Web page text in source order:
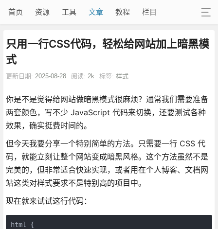
首页 资源 工具 文章 教程 栏目
只用一行CSS代码，轻松给网站加上暗黑模
式
更新日期: 2025-08-28 阅读: 2k 标签: 样式
你是不是觉得给网站做暗黑模式很麻烦？通常我们需要准备
两套颜色，写不少 JavaScript 代码来切换，还要测试各种
效果，确实挺费时间的。
但今天我要分享一个特别简单的方法。只需要一行 CSS 代
码，就能立刻让整个网站变成暗黑风格。这个方法虽然不是
完美的，但非常适合快速实现，或者用在个人博客、文档网
站这类对样式要求不是特别高的项目中。
现在就来试试这行代码：
html {